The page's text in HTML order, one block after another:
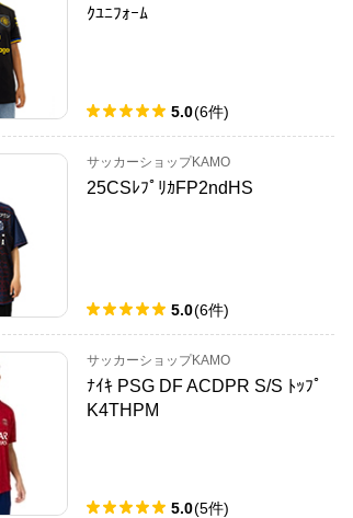
ｸﾕﾆﾌｫｰﾑ
5.0(6件)
サッカーショップKAMO
25CSﾚﾌﾟﾘｶFP2ndHS
5.0(6件)
サッカーショップKAMO
ﾅｲｷ PSG DF ACDPR S/S ﾄｯﾌﾟ
K4THPM
5.0(5件)